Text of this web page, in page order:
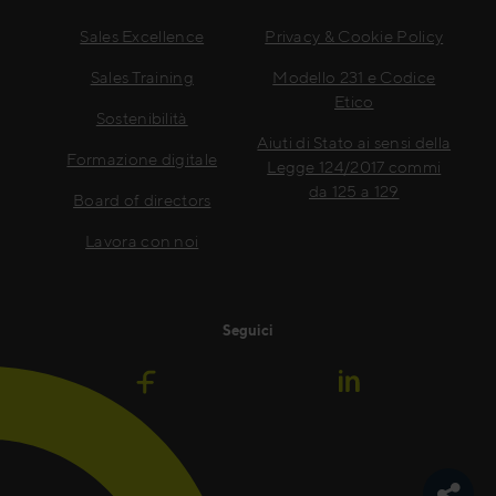
Sales Excellence
Sales Training
Sostenibilità
Formazione digitale
Board of directors
Lavora con noi
Privacy & Cookie Policy
Modello 231 e Codice
Etico
Aiuti di Stato ai sensi della
Legge 124/2017 commi
da 125 a 129
Seguici